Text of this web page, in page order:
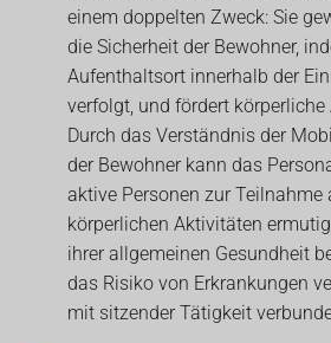
einem doppelten Zweck: Sie
die Sicherheit der Bewohner,
Aufenthaltsort innerhalb der
verfolgt, und fördert körperliche
Durch das Verständnis der
der Bewohner kann das
aktive Personen zur Teilnahme
körperlichen Aktivitäten
ihrer allgemeinen Gesundheit
das Risiko von Erkrankungen
mit sitzender Tätigkeit